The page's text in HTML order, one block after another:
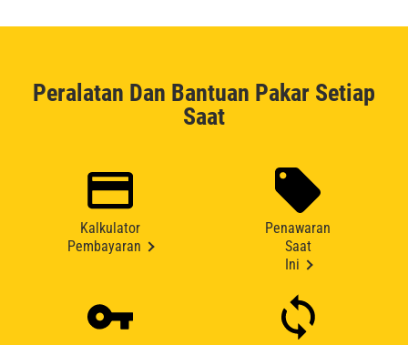
Peralatan Dan Bantuan Pakar Setiap
Saat
Kalkulator
Pembayaran
Penawaran
Saat
Ini